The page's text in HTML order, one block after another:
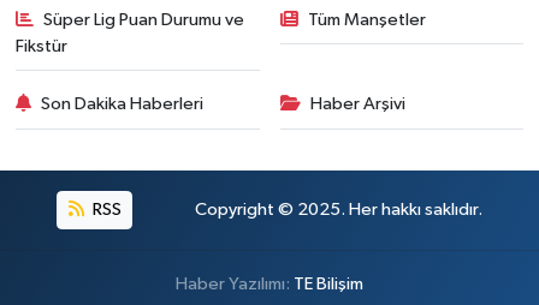
Süper Lig Puan Durumu ve
Fikstür
Tüm Manşetler
Son Dakika Haberleri Haber Arşivi
RSS Copyright © 2025. Her hakkı saklıdır.
Haber Yazılımı: TE Bilişim